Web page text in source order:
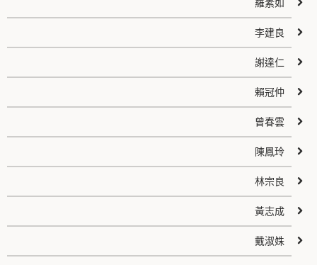
羅素如
李建良
謝達仁
賴冠仲
曾春雲
陳鳳玲
林宗良
黃志成
戴淑姝